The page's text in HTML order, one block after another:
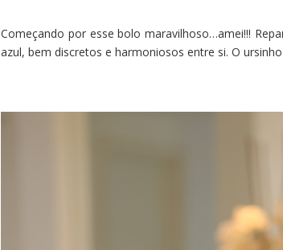
Começando por esse bolo maravilhoso…amei!!!
azul, bem discretos e harmoniosos entre si. O